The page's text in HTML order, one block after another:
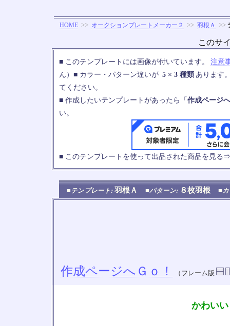
HOME >> オークションプレートメーカー２ >> 羽根Ａ >>
このサ
■ このテンプレートには画像が付いています。
注意
ん）■ カラー・パターン違いが 5 × 3 種類 あります
てください。
■ 作成したいテンプレートがあったら「 作成ページ
い。
■ このテンプレートを使って出品された商品を見る
■テンプレート: 羽根Ａ ■パターン: ８枚羽根 ■
作成ページへＧｏ！ （フレーム版
かわい